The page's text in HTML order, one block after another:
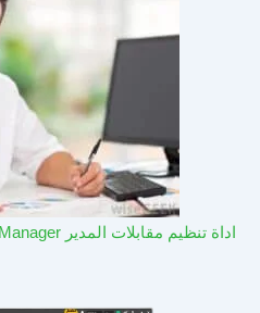
اداة تنظيم مقابلات المدير Interview Manager